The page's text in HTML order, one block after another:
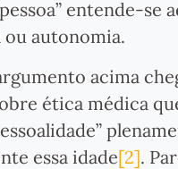
entende-se
ou autonomia.
acima
ética médica
essa idade[2].